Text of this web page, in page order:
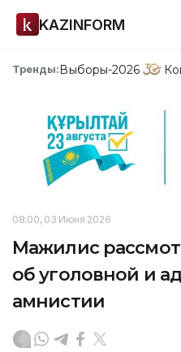
KAZINFORM
Тренды:Выборы-2026
08:00, 03 Июня 2026
Мажилис
об уголовной и
амнистии